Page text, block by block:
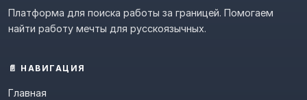
Платформа для поиска работы за границей. Помогаем
найти работу мечты для русскоязычных.
📄 НАВИГАЦИЯ
Главная